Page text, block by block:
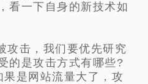
看一下自身的新技术如
攻击，我们要优先研究
的是攻击方式有哪些?
是网站流量大了，攻